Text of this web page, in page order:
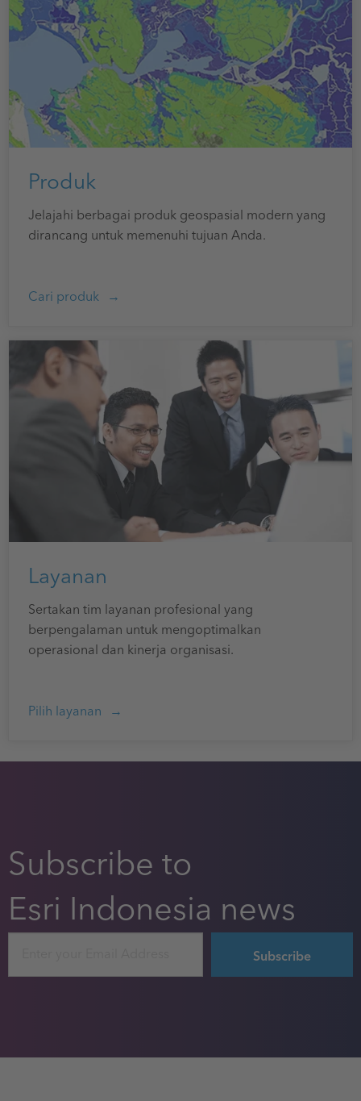
Produk
Jelajahi berbagai produk geospasial modern yang
dirancang untuk memenuhi tujuan Anda.
Cari produk
Layanan
Sertakan tim layanan profesional yang
berpengalaman untuk mengoptimalkan
operasional dan kinerja organisasi.
Pilih layanan
Subscribe to
Esri Indonesia news